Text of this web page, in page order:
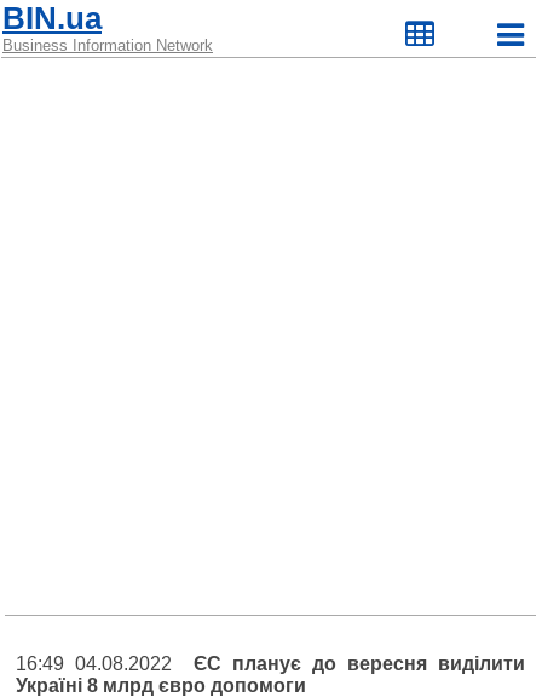
BIN.ua
Business Information Network
16:49 04.08.2022 ЄС планує до вересня виділити
Україні 8 млрд євро допомоги